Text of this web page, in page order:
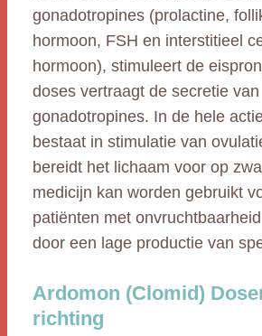
gonadotropines (prolactine,
hormoon, FSH en interstitieel
hormoon), stimuleert de
doses vertraagt de secretie van
gonadotropines. In de hele
bestaat in stimulatie van
bereidt het lichaam voor op
medicijn kan worden gebruikt
patiënten met
door een lage productie van
Ardomon (Clomid)
richting